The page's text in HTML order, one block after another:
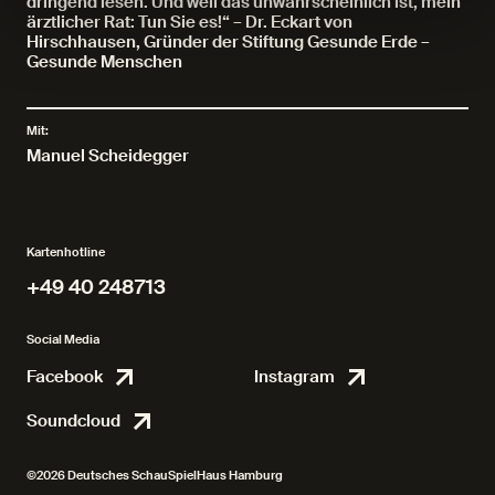
ärztlicher Rat: Tun Sie es!“ – Dr. Eckart von
Hirschhausen, Gründer der Stiftung Gesunde Erde –
Gesunde Menschen
Mit:
Manuel Scheidegger
Kartenhotline
+49 40 248713
Social Media
Facebook FacebookInstagram
Soundcloud
©2026 Deutsches SchauSpielHaus Hamburg